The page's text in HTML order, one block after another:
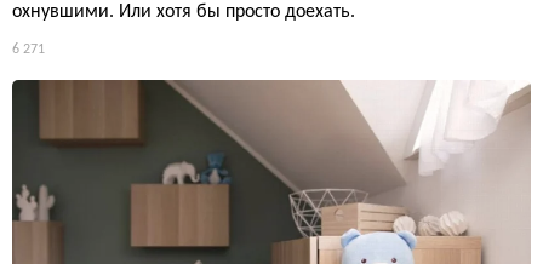
охнувшими. Или хотя бы просто доехать.
6 271